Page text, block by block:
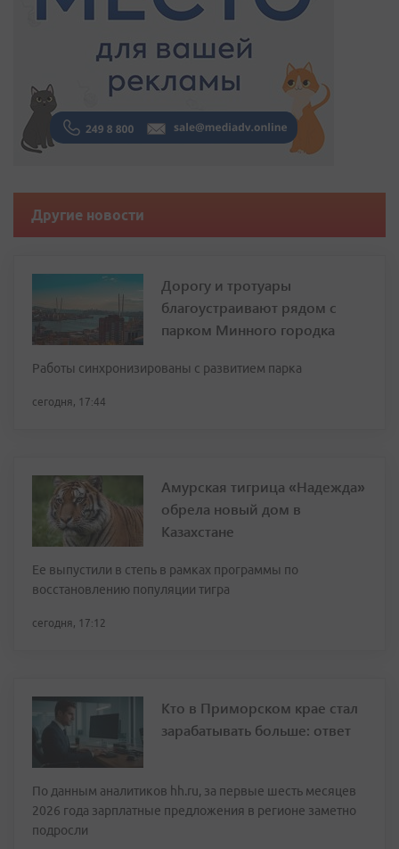
Другие новости
Дорогу и тротуары
благоустраивают рядом с
парком Минного городка
Работы синхронизированы с развитием парка
сегодня, 17:44
Амурская тигрица «Надежда»
обрела новый дом в
Казахстане
Ее выпустили в степь в рамках программы по
восстановлению популяции тигра
сегодня, 17:12
Кто в Приморском крае стал
зарабатывать больше: ответ
По данным аналитиков hh.ru, за первые шесть месяцев
2026 года зарплатные предложения в регионе заметно
подросли